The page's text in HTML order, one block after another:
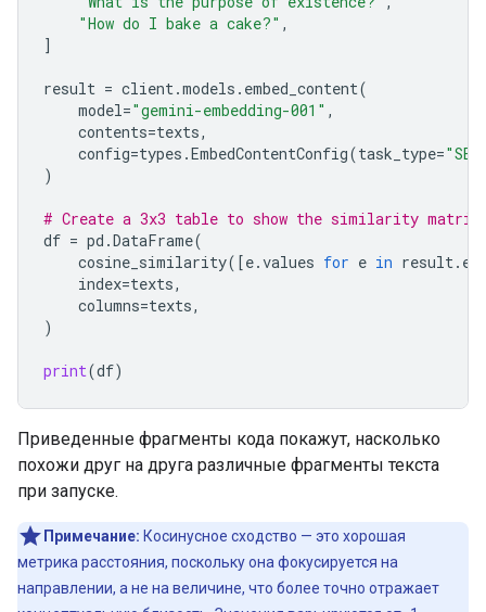
"How do I bake a cake?" ,
]
result = client.models . embed_content(
model="gemini-embedding-001" ,
contents=texts,
config=types .EmbedContentConfig(task_type=
)
# Create a 3x3 table to show the similarity matrix
df = pd .DataFrame(
cosine_similarity([e.values for e in result.
index=texts,
columns=texts,
)
print(df)
Приведенные фрагменты кода покажут, насколько
похожи друг на друга различные фрагменты текста
при запуске.
Примечание: Косинусное сходство — это хорошая
метрика расстояния, поскольку она фокусируется на
направлении, а не на величине, что более точно отражает